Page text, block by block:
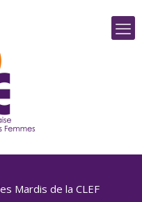
Mardis de la CLEF